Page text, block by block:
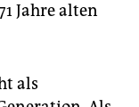
Jahre alten
als